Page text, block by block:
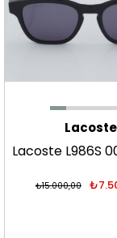
Lacoste
Lacoste L986S
Güneş
₺15.000,00